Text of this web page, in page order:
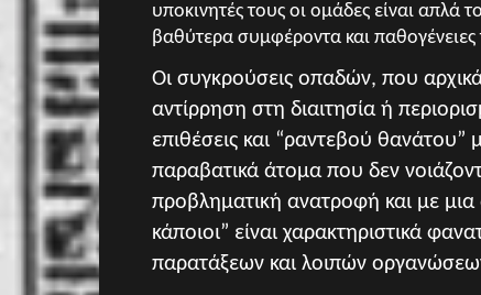
υποκινητές τους οι ομάδες είναι απλά
βαθύτερα συμφέροντα και παθογένειες
Οι συγκρούσεις οπαδών, που
αντίρρηση στη διαιτησία ή
επιθέσεις και “ραντεβού
παραβατικά άτομα που δεν
προβληματική ανατροφή και με
κάποιοι” είναι χαρακτηριστικά
παρατάξεων και λοιπών